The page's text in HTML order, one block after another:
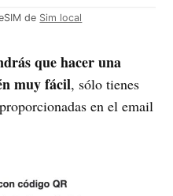
de Sim local
que hacer una
muy fácil, sólo tienes
en el email